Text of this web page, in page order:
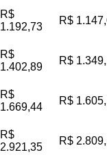
R$
1.192,73
R$
R$
1.402,89
R$
R$
1.669,44
R$
R$
2.921,35
R$